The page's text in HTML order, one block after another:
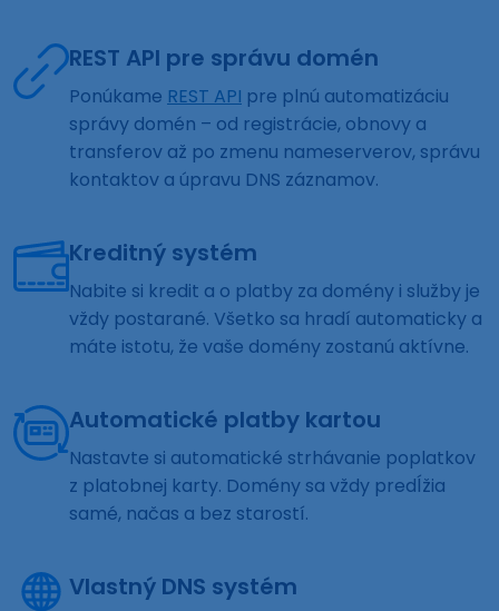
REST API pre správu domén
Ponúkame REST API pre plnú automatizáciu
správy domén – od registrácie, obnovy a
transferov až po zmenu nameserverov, správu
kontaktov a úpravu DNS záznamov.
Kreditný systém
Nabite si kredit a o platby za domény i služby je
vždy postarané. Všetko sa hradí automaticky a
máte istotu, že vaše domény zostanú aktívne.
Automatické platby kartou
Nastavte si automatické strhávanie poplatkov
z platobnej karty. Domény sa vždy predĺžia
samé, načas a bez starostí.
Vlastný DNS systém